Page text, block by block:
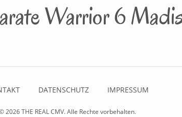
Warrior 6
DATENSCHUTZ IMPRESSUM
2026THE REAL CMV. Alle Rechte vorbehalten.